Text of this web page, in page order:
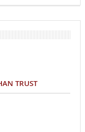
TRUST